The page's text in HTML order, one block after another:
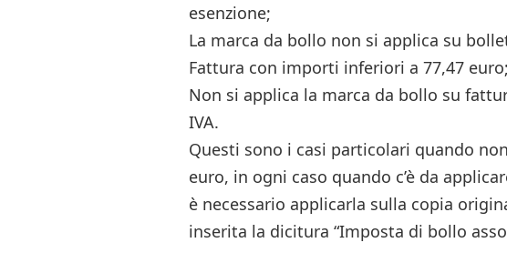
esenzione;
La marca da bollo non si applica su
Fattura con importi inferiori a 77,47 euro;
Non si applica la marca da bollo su
IVA.
Questi sono i casi particolari quando
euro, in ogni caso quando c’è da
è necessario applicarla sulla copia
inserita la dicitura “Imposta di bollo